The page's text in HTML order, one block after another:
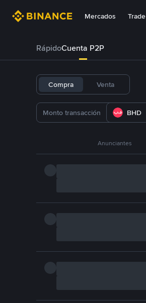
Mercados Trade
RápidoCuenta P2P
Compra Venta
BHD
Anunciantes